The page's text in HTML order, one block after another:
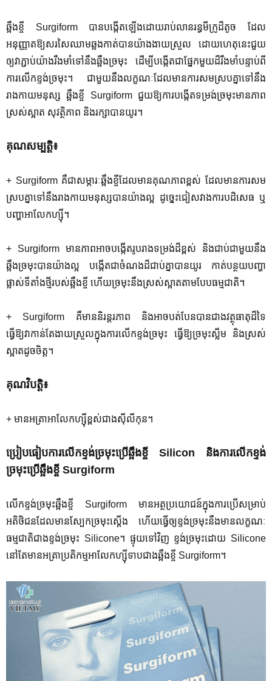
ឆ្អឹងខ្ចី Surgiform បានបង្កើតឡើងដោយរាប់លានរន្ធមីក្រូដ៏តូច ដែល
អនុញ្ញាតឱ្យសរសៃឈាមឆ្លងកាត់បានយ៉ាងងាយស្រួល ដោយហេតុនេះជួយ
ឲ្យវាភ្ជាប់យ៉ាងរឹងមាំទៅនឹងឆ្អឹងច្រមុះ ដើម្បីបង្កើតជាផ្នែកមួយដ៏រឹងមាំបន្ទាប់ពី
ការលើកខ្ទង់ច្រមុះ។ ជាមួយនឹងលក្ខណៈដែលមានការសមស្របគ្នាទៅនឹង
រាងកាយមនុស្ស ឆ្អឹងខ្ចី Surgiform ជួយឱ្យការបង្កើតទម្រង់ច្រមុះមានភាព
ស្រស់ស្អាត សុវត្ថិភាព និងរក្សាបានយូរ។
គុណសម្បត្តិ៖
+ Surgiform គឺជាសម្ភារៈឆ្អឹងខ្ចីដែលមានគុណភាពខ្ពស់ ដែលមានការសម
ស្របគ្នាទៅនឹងរាងកាយមនុស្សបានយ៉ាងល្អ ដូច្នេះជៀសវាងការបដិសេធ ឬ
បញ្ហាអាលែកហ្ស៊ី។
+ Surgiform មានភាពអាចបង្កើតរូបរាងទម្រង់ដ៏ខ្ពស់ និងជាប់ជាមួយនឹង
ឆ្អឹងច្រមុះបានយ៉ាងល្អ បង្កើតជាចំណងដ៏ជាប់គ្នាបានយូរ កាត់បន្ថយបញ្ហា
ផ្លាស់ទីតាំងថ្មីរបស់ឆ្អឹងខ្ចី ហើយច្រមុះនឹងស្រស់ស្អាតតាមបែបធម្មជាតិ។ ​
+ Surgiform គឺមាននិរន្តរភាព និងអាចបត់បែនបានជាងវត្ថុធាតុដ៏ទៃ
ធ្វើឱ្យវាកាន់តែងាយស្រួលក្នុងការលើកខ្ទង់ច្រមុះ ធ្វើឱ្យច្រមុះស្លីម និងស្រស់
ស្អាតដូចចិត្ត។
គុណវិបត្តិ៖
+ មានអត្រាអាលែកហ្ស៊ីខ្ពស់ជាងស៊ីលីកុន។
ប្រៀបធៀបការលើកខ្ទង់ច្រមុះប្រើឆ្អឹងខ្ចី Silicon និងការលើកខ្ទង់
ច្រមុះប្រើឆ្អឹងខ្ចី​ Surgiform
លើកខ្ទង់ច្រមុះឆ្អឹងខ្ចី Surgiform មានអត្ថប្រយោជន៍ក្នុងការប្រើសម្រាប់
អតិថិជនដែលមានស្បែកច្រមុះស្តើង ហើយធ្វើឲ្យខ្ទង់ច្រមុះនឹងមានលក្ខណៈ
ធម្មជាតិជាងខ្ទង់ច្រមុះ Silicone។ ផ្ទុយទៅវិញ ខ្ទង់ច្រមុះដោយ Silicone
នៅតែមានអត្រាប្រតិកម្មអាលែកហ្ស៊ីទាបជាងឆ្អឹងខ្ចី Surgiform។